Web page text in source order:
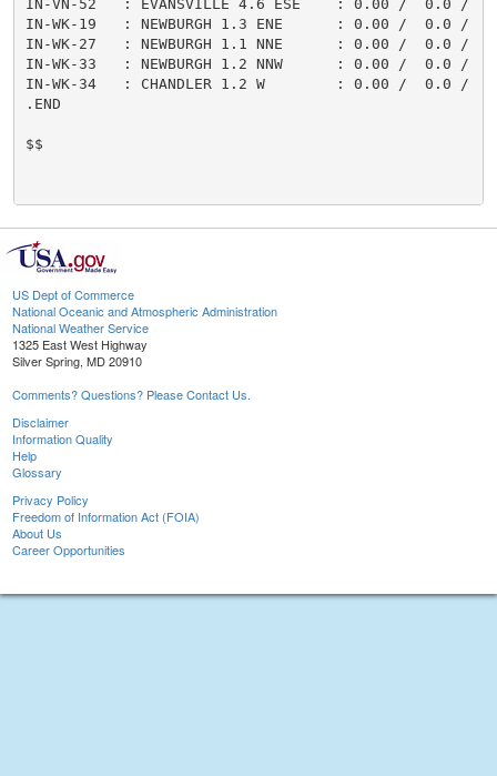
IN-VN-52   : EVANSVILLE 4.6 ESE    : 0.00 /  0.0 /
IN-WK-19   : NEWBURGH 1.3 ENE      : 0.00 /  0.0
IN-WK-27   : NEWBURGH 1.1 NNE      : 0.00 /  0.0
IN-WK-33   : NEWBURGH 1.2 NNW      : 0.00 /  0.0
IN-WK-34   : CHANDLER 1.2 W        : 0.00 /  0.0 /
.END
$$
US Dept of Commerce
National Oceanic and Atmospheric Administration
National Weather Service
1325 East West Highway
Silver Spring, MD 20910
Comments? Questions? Please Contact Us.
Disclaimer
Information Quality
Help
Glossary
Privacy Policy
Freedom of Information Act (FOIA)
About Us
Career Opportunities